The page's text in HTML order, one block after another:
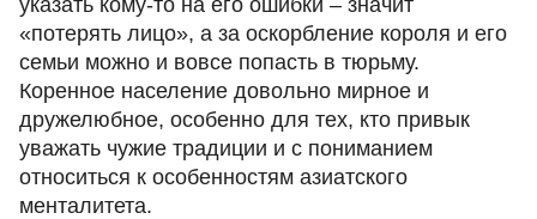
указать кому-то на его ошибки – значит
«потерять лицо», а за оскорбление короля и его
семьи можно и вовсе попасть в тюрьму.
Коренное население довольно мирное и
дружелюбное, особенно для тех, кто привык
уважать чужие традиции и с пониманием
относиться к особенностям азиатского
менталитета.